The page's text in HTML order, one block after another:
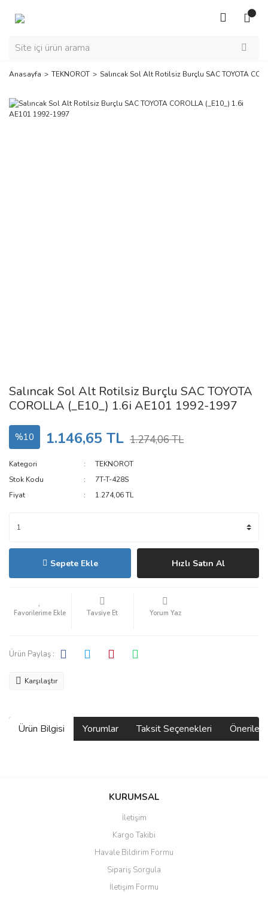
Anasayfa TEKNOROT Salıncak Sol Alt Rotilsiz Burçlu SAC TOYOTA
Salıncak Sol Alt Rotilsiz Burçlu SAC TOYOTA
COROLLA (_E10_) 1.6i AE101 1992-1997
%10 1.146,65 TL 1.274,06 TL
Kategori
TEKNOROT
Stok Kodu
7T-T-428S
Fiyat
1.274,06 TL
Sepete Ekle Hızlı Satın Al
Tavsiye Et Yorum Yaz
Ürün Paylaş :
Karşılaştır
Ürün Bilgisi Yorumlar Taksit Seçenekleri
Bu ürüne ilk yorumu siz yapın!
Ürün resmi kalitesiz, bozuk veya görüntülenemiyor.
Ürün açıklamasında eksik bilgiler bulunuyor.
Ürün bilgilerinde hatalar bulunuyor.
Ürün fiyatı diğer sitelerden daha pahalı.
KURUMSAL
İletişim
Kargo Takibi
Havale Bildirim Formu
Sipariş Sorgula
İletişim Formu